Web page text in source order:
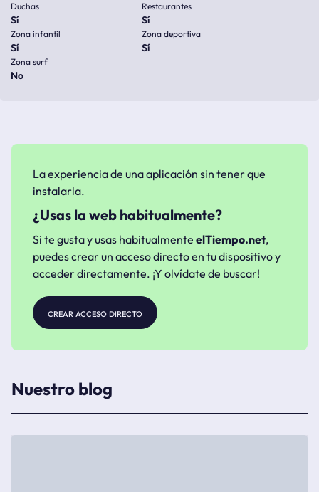
Duchas
Sí
Restaurantes
Sí
Zona infantil
Sí
Zona deportiva
Sí
Zona surf
No
La experiencia de una aplicación sin tener que
instalarla.
¿Usas la web habitualmente?
Si te gusta y usas habitualmente elTiempo.net,
puedes crear un acceso directo en tu dispositivo y
acceder directamente. ¡Y olvídate de buscar!
crear acceso directo
Nuestro blog